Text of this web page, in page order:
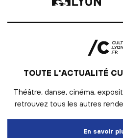
TOUTE L'ACTUALITÉ
Théâtre, danse, cinéma,
retrouvez tous les autres
En savoir